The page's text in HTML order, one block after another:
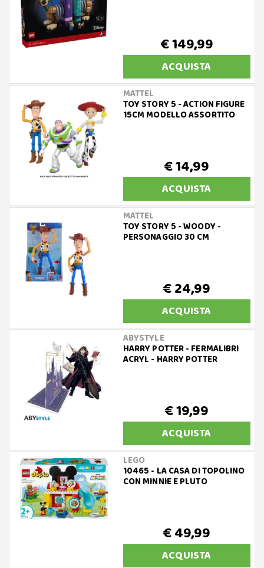
€ 149,99
ACQUISTA
MATTEL
TOY STORY 5 - ACTION FIGURE
15CM MODELLO ASSORTITO
€ 14,99
ACQUISTA
MATTEL
TOY STORY 5 - WOODY -
PERSONAGGIO 30 CM
€ 24,99
ACQUISTA
ABYSTYLE
HARRY POTTER - FERMALIBRI
ACRYL - HARRY POTTER
€ 19,99
ACQUISTA
LEGO
10465 - LA CASA DI TOPOLINO
CON MINNIE E PLUTO
€ 49,99
ACQUISTA